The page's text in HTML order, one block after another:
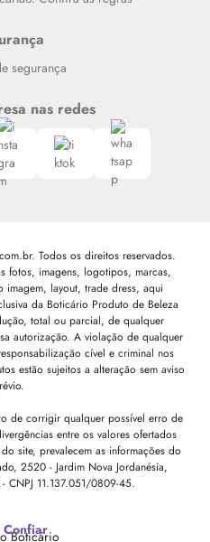
nas redes
Todos os direitos reservados.
fotos, imagens, logotipos, marcas,
imagem, layout, trade dress, aqui
da Boticário Produto de Beleza
total ou parcial, de qualquer
autorização. A violação de qualquer
cível e criminal nos
estão sujeitos a alteração sem aviso
de corrigir qualquer possível erro de
entre os valores ofertados
site, prevalecem as informações do
2520 - Jardim Nova Jordanésia,
CNPJ 11.137.051/0809-45.
Confiar